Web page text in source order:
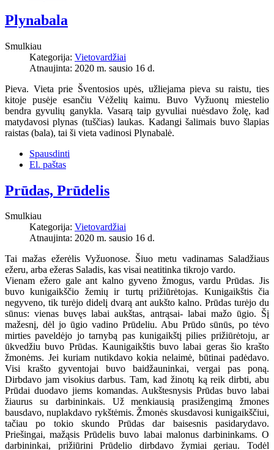
Plynabala
Smulkiau
Kategorija: Vietovardžiai
Atnaujinta: 2020 m. sausio 16 d.
Pieva. Vieta prie Šventosios upės, užliejama pieva su raistu, ties
kitoje pusėje esančiu Vėželių kaimu. Buvo Vyžuonų miestelio
bendra gyvulių ganykla. Vasarą taip gyvuliai nuėsdavo žolę, kad
matydavosi plynas (tuščias) laukas. Kadangi šalimais buvo šlapias
raistas (bala), tai ši vieta vadinosi Plynabalė.
Spausdinti
El. paštas
Prūdas, Prūdelis
Smulkiau
Kategorija: Vietovardžiai
Atnaujinta: 2020 m. sausio 16 d.
Tai mažas ežerėlis Vyžuonose. Šiuo metu vadinamas Saladžiaus
ežeru, arba ežeras Saladis, kas visai neatitinka tikrojo vardo.
Vienam ežero gale ant kalno gyveno žmogus, vardu Prūdas. Jis
buvo kunigaikščio žemių ir turtų prižiūrėtojas. Kunigaikštis čia
negyveno, tik turėjo didelį dvarą ant aukšto kalno. Prūdas turėjo du
sūnus: vienas buvęs labai aukštas, antrąsai- labai mažo ūgio. Šį
mažesnį, dėl jo ūgio vadino Prūdeliu. Abu Prūdo sūnūs, po tėvo
mirties paveldėjo jo tarnybą pas kunigaikštį pilies prižiūrėtoju, ar
ūkvedžiu buvo Prūdas. Kaunigaikštis buvo labai geras šio krašto
žmonėms. Jei kuriam nutikdavo kokia nelaimė, būtinai padėdavo.
Visi krašto gyventojai buvo baidžauninkai, vergai pas poną.
Dirbdavo jam visokius darbus. Tam, kad žinotų ką reik dirbti, abu
Prūdai duodavo jiems komandas. Aukštesnysis Prūdas buvo labai
žiaurus su darbininkais. Už menkiausią prasižengimą žmones
bausdavo, nuplakdavo rykštėmis. Žmonės skusdavosi kunigaikščiui,
tačiau po tokio skundo Prūdas dar baisesnis pasidarydavo.
Priešingai, mažąsis Prūdelis buvo labai malonus darbininkams. O
darbininkai, prižiūrini Prūdelio dirbdavo žymiai geriau. Todėl